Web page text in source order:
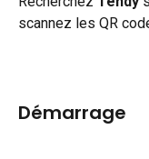
scannez les QR
Démarrage